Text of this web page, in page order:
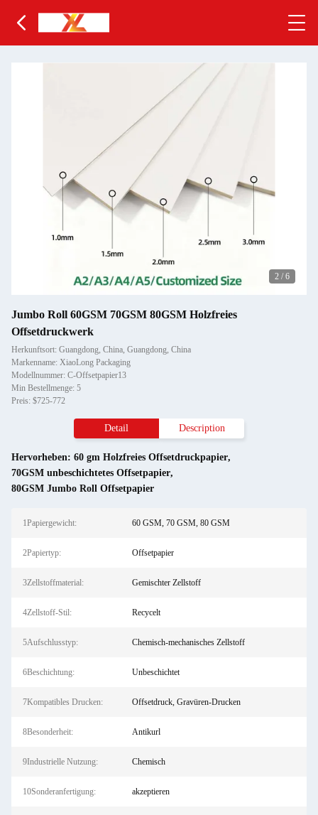
2 / 6
Jumbo Roll 60GSM 70GSM 80GSM Holzfreies
Offsetdruckwerk
Herkunftsort: Guangdong, China, Guangdong, China
Markenname: XiaoLong Packaging
Modellnummer: C-Offsetpapier13
Min Bestellmenge: 5
Preis: $725-772
Detail Description
Hervorheben: 60 gm Holzfreies Offsetdruckpapier,
70GSM unbeschichtetes Offsetpapier,
80GSM Jumbo Roll Offsetpapier
1Papiergewicht: 60 GSM, 70 GSM, 80 GSM
2Papiertyp: Offsetpapier
3Zellstoffmaterial: Gemischter Zellstoff
4Zellstoff-Stil: Recycelt
5Aufschlusstyp: Chemisch-mechanisches Zellstoff
6Beschichtung: Unbeschichtet
7Kompatibles Drucken: Offsetdruck, Gravüren-Drucken
8Besonderheit: Antikurl
9Industrielle Nutzung: Chemisch
10Sonderanfertigung: akzeptieren